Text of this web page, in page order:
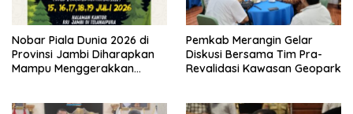
Nobar Piala Dunia 2026 di
Provinsi Jambi Diharapkan
Mampu Menggerakkan
Pemkab Merangin Gelar
Diskusi Bersama Tim Pra-
Revalidasi Kawasan Geopark